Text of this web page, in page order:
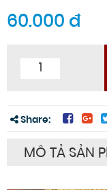
60.000 đ
Share:
MÔ TẢ SẢN